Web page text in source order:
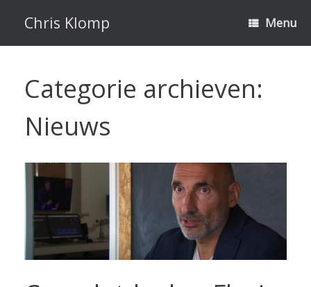
inhoud
Chris Klomp Menu
Categorie archieven:
Nieuws